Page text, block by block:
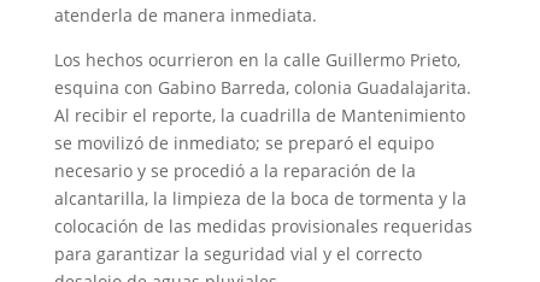
atenderla de manera inmediata.
Los hechos ocurrieron en la calle Guillermo Prieto,
esquina con Gabino Barreda, colonia Guadalajarita.
Al recibir el reporte, la cuadrilla de Mantenimiento
se movilizó de inmediato; se preparó el equipo
necesario y se procedió a la reparación de la
alcantarilla, la limpieza de la boca de tormenta y la
colocación de las medidas provisionales requeridas
para garantizar la seguridad vial y el correcto